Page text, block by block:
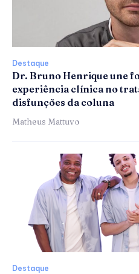
Destaque
Dr. Bruno Henrique une
experiência clínica no
disfunções da coluna
Matheus Mattuvo
Destaque